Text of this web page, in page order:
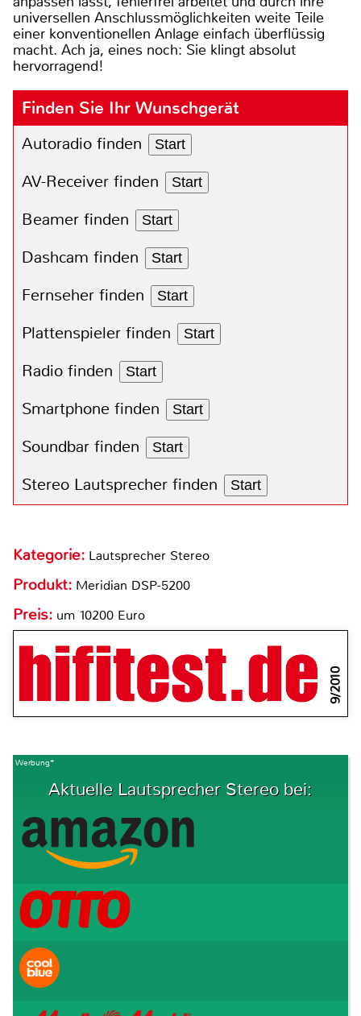
universellen Anschlussmöglichkeiten weite Teile
einer konventionellen Anlage einfach überflüssig
macht. Ach ja, eines noch: Sie klingt absolut
hervorragend!
Finden Sie Ihr Wunschgerät
Autoradio finden Start
AV-Receiver finden Start
Beamer finden Start
Dashcam finden Start
Fernseher finden Start
Plattenspieler finden Start
Radio finden Start
Smartphone finden Start
Soundbar finden Start
Stereo Lautsprecher finden Start
Kategorie: Lautsprecher Stereo
Produkt: Meridian DSP-5200
Preis: um 10200 Euro
9/2010
Werbung*
Aktuelle Lautsprecher Stereo bei: